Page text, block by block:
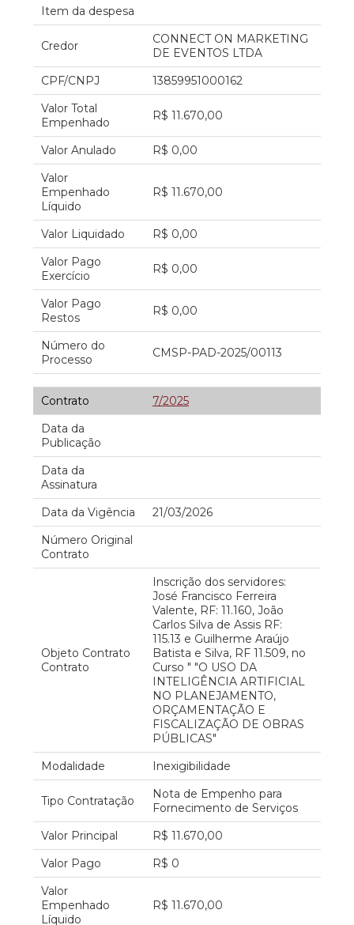
Item da despesa
Credor
CONNECT ON MARKETING
DE EVENTOS LTDA
CPF/CNPJ
13859951000162
Valor Total
Empenhado
R$ 11.670,00
Valor Anulado
R$ 0,00
Valor
Empenhado
Líquido
R$ 11.670,00
Valor Liquidado
R$ 0,00
Valor Pago
Exercício
R$ 0,00
Valor Pago
Restos
R$ 0,00
Número do
Processo
CMSP-PAD-2025/00113
Contrato
7/2025
Data da
Publicação
Data da
Assinatura
Data da Vigência
21/03/2026
Número Original
Contrato
Objeto Contrato
Contrato
Inscrição dos servidores:
José Francisco Ferreira
Valente, RF: 11.160, João
Carlos Silva de Assis RF:
115.13 e Guilherme Araújo
Batista e Silva, RF 11.509, no
Curso " "O USO DA
INTELIGÊNCIA ARTIFICIAL
NO PLANEJAMENTO,
ORÇAMENTAÇÃO E
FISCALIZAÇÃO DE OBRAS
PÚBLICAS"
Modalidade
Inexigibilidade
Tipo Contratação
Nota de Empenho para
Fornecimento de Serviços
Valor Principal
R$ 11.670,00
Valor Pago
R$ 0
Valor
Empenhado
Líquido
R$ 11.670,00